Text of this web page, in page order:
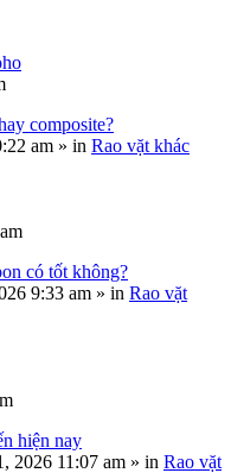
composite?
am » in Rao vặt khác
có tốt không?
9:33 am » in Rao vặt
hiện nay
2026 11:07 am » in Rao vặt